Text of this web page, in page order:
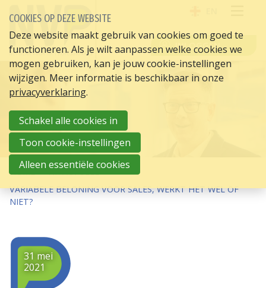
INLOGGEN
HOME
HR ACTUEEL
VARIABELE BELONING VOOR SALES, WERKT HET WEL OF
NIET?
31 mei
2021
COOKIES OP DEZE WEBSITE
Deze website maakt gebruik van cookies om goed te
functioneren. Als je wilt aanpassen welke cookies we
mogen gebruiken, kan je jouw cookie-instellingen
wijzigen. Meer informatie is beschikbaar in onze
privacyverklaring.
Schakel alle cookies in
Toon cookie-instellingen
Alleen essentiële cookies